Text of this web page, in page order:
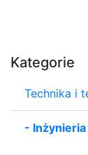
Kategorie
Technika i
-